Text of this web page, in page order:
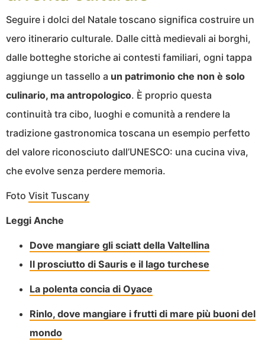
Seguire i dolci del Natale toscano significa costruire un
vero itinerario culturale. Dalle città medievali ai borghi,
dalle botteghe storiche ai contesti familiari, ogni tappa
aggiunge un tassello a un patrimonio che non è solo
culinario, ma antropologico. È proprio questa
continuità tra cibo, luoghi e comunità a rendere la
tradizione gastronomica toscana un esempio perfetto
del valore riconosciuto dall’UNESCO: una cucina viva,
che evolve senza perdere memoria.
Foto Visit Tuscany
Leggi Anche
Dove mangiare gli sciatt della Valtellina
Il prosciutto di Sauris e il lago turchese
La polenta concia di Oyace
Rinlo, dove mangiare i frutti di mare più buoni del
mondo